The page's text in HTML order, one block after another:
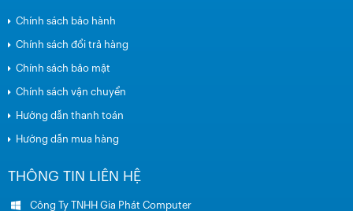
Chính sách bảo hành
Chính sách đổi trả hàng
Chính sách bảo mật
Chính sách vận chuyển
Hướng dẫn thanh toán
Hướng dẫn mua hàng
THÔNG TIN LIÊN HỆ
Công Ty TNHH Gia Phát Computer